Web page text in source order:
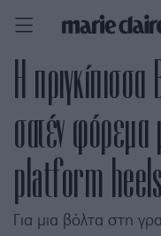
Η
σατέν
platform heels
Για μια βόλτα στη